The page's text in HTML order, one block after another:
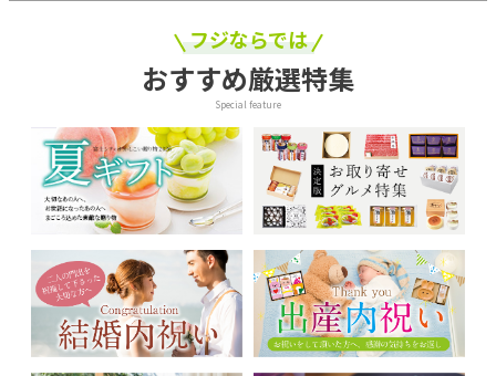
フジならでは
おすすめ厳選特集
Special feature